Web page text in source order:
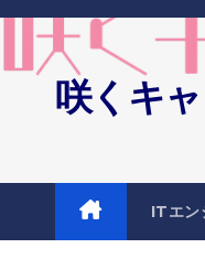
Skip
content咲くキ
ITエン